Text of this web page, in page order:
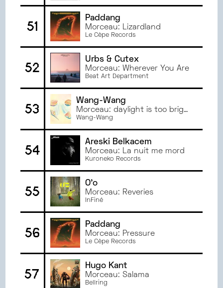
51
Paddang
Morceau: Lizardland
Le Cèpe Records
52
Urbs & Cutex
Morceau: Wherever You Are
Beat Art Department
53
Wang-Wang
Morceau: daylight is too bright
for my heart
Wang-Wang
54
Areski Belkacem
Morceau: La nuit me mord
Kuroneko Records
55
O'o
Morceau: Reveries
InFiné
56
Paddang
Morceau: Pressure
Le Cèpe Records
57
Hugo Kant
Morceau: Salama
Bellring